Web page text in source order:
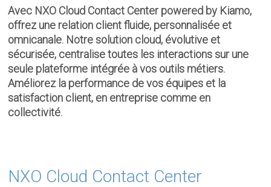
Avec NXO Cloud Contact Center powered by Kiamo,
offrez une relation client fluide, personnalisée et
omnicanale. Notre solution cloud, évolutive et
sécurisée, centralise toutes les interactions sur une
seule plateforme intégrée à vos outils métiers.
Améliorez la performance de vos équipes et la
satisfaction client, en entreprise comme en
collectivité.
NXO Cloud Contact Center